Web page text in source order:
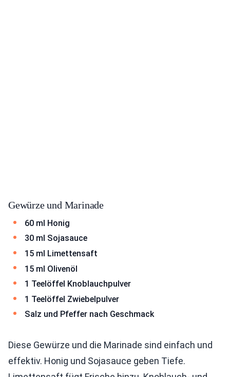
Gewürze und Marinade
60 ml Honig
30 ml Sojasauce
15 ml Limettensaft
15 ml Olivenöl
1 Teelöffel Knoblauchpulver
1 Teelöffel Zwiebelpulver
Salz und Pfeffer nach Geschmack
Diese Gewürze und die Marinade sind einfach und
effektiv. Honig und Sojasauce geben Tiefe.